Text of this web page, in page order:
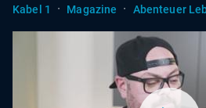
Kabel 1
· Magazine · Abenteuer